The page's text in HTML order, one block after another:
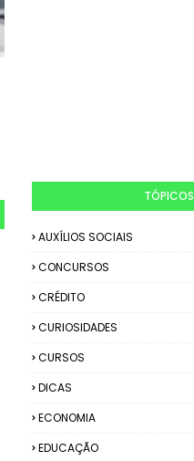
TÓPICOS
AUXÍLIOS SOCIAIS
CONCURSOS
CRÉDITO
CURIOSIDADES
CURSOS
DICAS
ECONOMIA
EDUCAÇÃO